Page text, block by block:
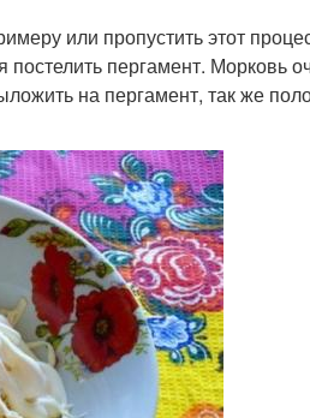
или пропустить этот
пергамент. Морковь
на пергамент, так же